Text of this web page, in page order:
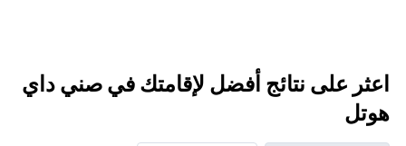
اعثر على نتائج أفضل لإقامتك في صني داي
هوتل